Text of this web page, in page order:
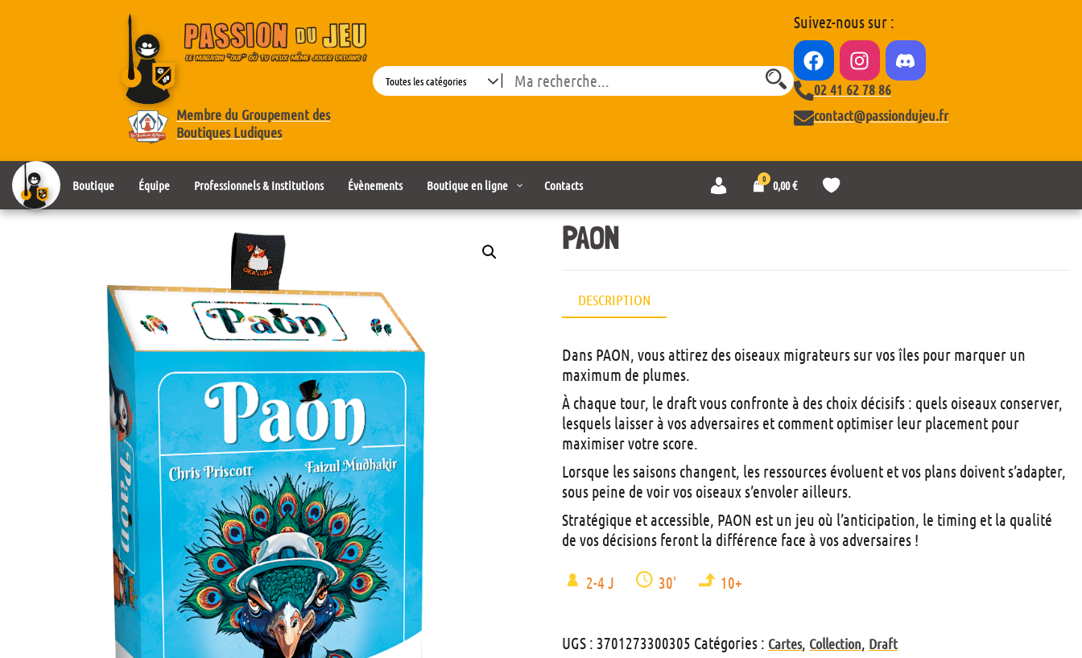
Membre du Groupement des
Boutiques Ludiques
Search
Suivez-nous sur :
02 41 62 78 86
contact@passiondujeu.fr
Boutique Équipe Professionnels & Institutions Évènements Boutique en ligne Contacts
n
0 0,00€
s
i
PAON
DESCRIPTION
Dans PAON, vous attirez des oiseaux migrateurs sur vos îles pour marquer un
maximum de plumes.
À chaque tour, le draft vous confronte à des choix décisifs : quels oiseaux conserver,
lesquels laisser à vos adversaires et comment optimiser leur placement pour
maximiser votre score.
Lorsque les saisons changent, les ressources évoluent et vos plans doivent s’adapter,
sous peine de voir vos oiseaux s’envoler ailleurs.
Stratégique et accessible, PAON est un jeu où l’anticipation, le timing et la qualité
de vos décisions feront la différence face à vos adversaires !
2-4 J 30' 10+
UGS : 3701273300305 Catégories : Cartes, Collection Draft